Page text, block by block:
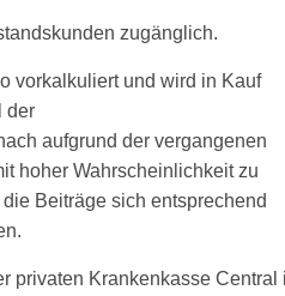
zugänglich.
vorkalkuliert und wird in Kauf
der
aufgrund der vergangenen
hoher Wahrscheinlichkeit zu
Beiträge sich entsprechend
privaten Krankenkasse Central